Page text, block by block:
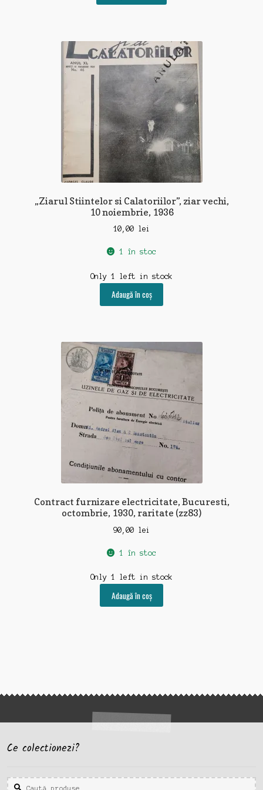
„Ziarul Stiintelor si Calatoriilor”, ziar vechi,
10 noiembrie, 1936
10,00 lei
1 în stoc
Only 1 left in stock
Adaugă în coș
Contract furnizare electricitate, Bucuresti,
octombrie, 1930, raritate (zz83)
90,00 lei
1 în stoc
Only 1 left in stock
Adaugă în coș
Ce colectionezi?
Caută
Caută